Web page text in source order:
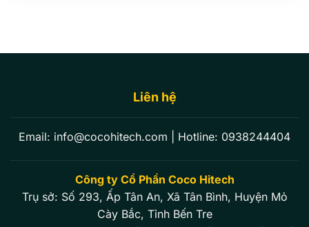
Liên hệ
Email: info@cocohitech.com | Hotline: 0938244404
Công ty Cổ Phần Coco Hitech
Trụ sở: Số 293, Ấp Tân An, Xã Tân Bình, Huyện Mỏ
Cày Bắc, Tỉnh Bến Tre